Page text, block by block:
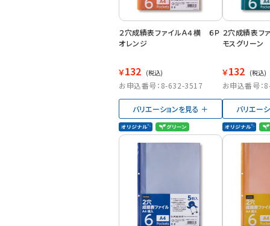
２穴成績表ファイルＡ４横 ６Ｐ
オレンジ
￥132 (税込)
お申込番号：8-632-3517
バリエーションを見る
２穴成績表フ
モスグリーン
￥132 (税込)
お申込番号
バリエー